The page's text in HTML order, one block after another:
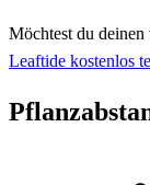
Möchtest du
Leaftide kostenlos